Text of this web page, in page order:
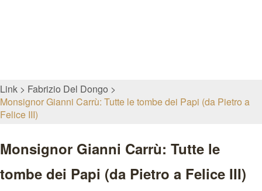
Link
Fabrizio Del Dongo
Monsignor Gianni Carrù: Tutte le tombe dei Papi (da Pietro a
Felice III)
Monsignor Gianni Carrù: Tutte le
tombe dei Papi (da Pietro a Felice III)